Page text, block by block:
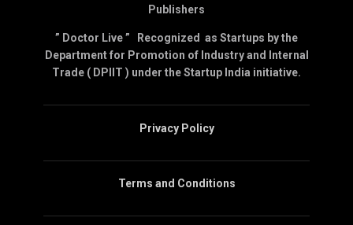
Publishers
” Doctor Live ” Recognized as Startups by the
Department for Promotion of Industry and Internal
Trade ( DPIIT ) under the Startup India initiative.
Privacy Policy
Terms and Conditions